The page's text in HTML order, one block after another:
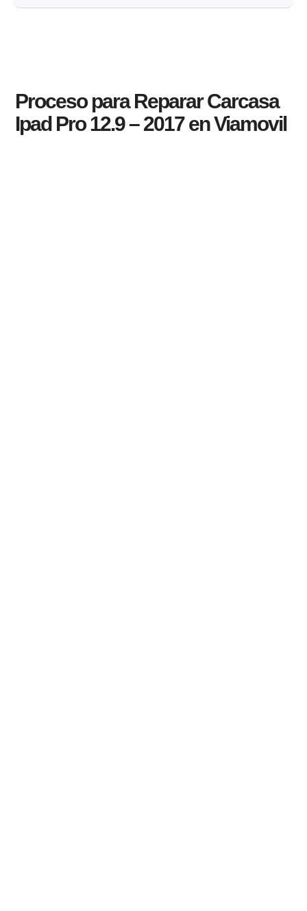
Proceso para Reparar Carcasa
Ipad Pro 12.9 – 2017 en Viamovil